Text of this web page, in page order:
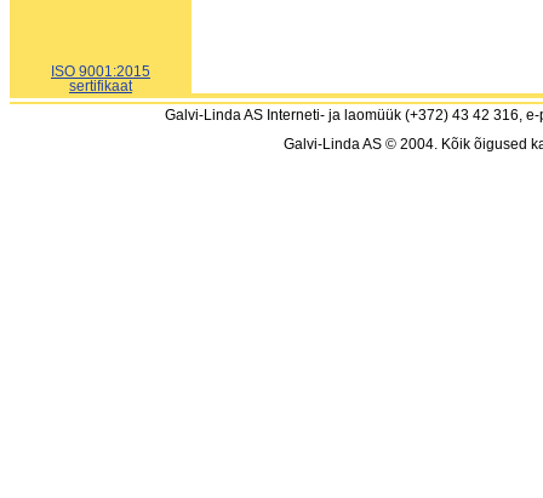
ISO 9001:2015
sertifikaat
Galvi-Linda AS Interneti- ja laomüük (+372) 43 42 316,
Galvi-Linda AS © 2004. Kõik õigused